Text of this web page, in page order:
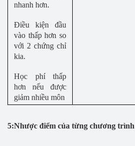
nhanh hơn.
Điều kiện đầu
vào thấp hơn so
với 2 chứng chỉ
kia.
Học phí thấp
hơn nếu được
giảm nhiều môn
5:Nhược điểm của từng chương trình